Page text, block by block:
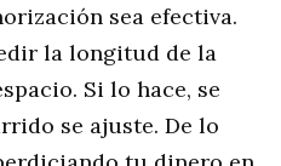
sea efectiva.
la longitud de la
Si lo hace, se
se ajuste. De lo